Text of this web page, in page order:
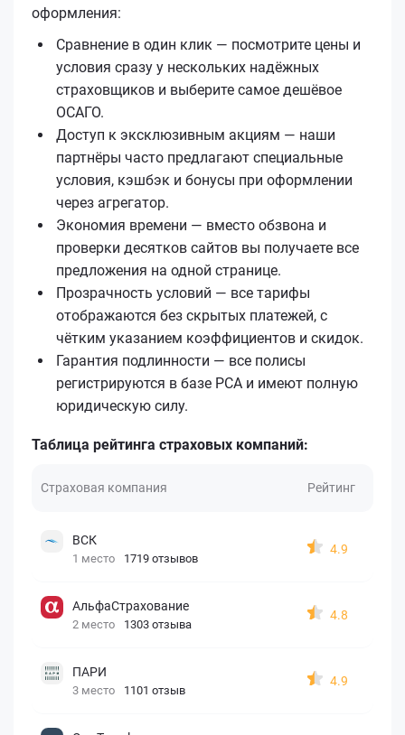
оформления:
Сравнение в один клик — посмотрите цены и
условия сразу у нескольких надёжных
страховщиков и выберите самое дешёвое
ОСАГО.
Доступ к эксклюзивным акциям — наши
партнёры часто предлагают специальные
условия, кэшбэк и бонусы при оформлении
через агрегатор.
Экономия времени — вместо обзвона и
проверки десятков сайтов вы получаете все
предложения на одной странице.
Прозрачность условий — все тарифы
отображаются без скрытых платежей, с
чётким указанием коэффициентов и скидок.
Гарантия подлинности — все полисы
регистрируются в базе РСА и имеют полную
юридическую силу.
Таблица рейтинга страховых компаний:
Страховая компания Рейтинг
ВСК
1 место 1719 отзывов
4.9
АльфаСтрахование
2 место 1303 отзыва
4.8
ПАРИ
3 место 1101 отзыв
4.9